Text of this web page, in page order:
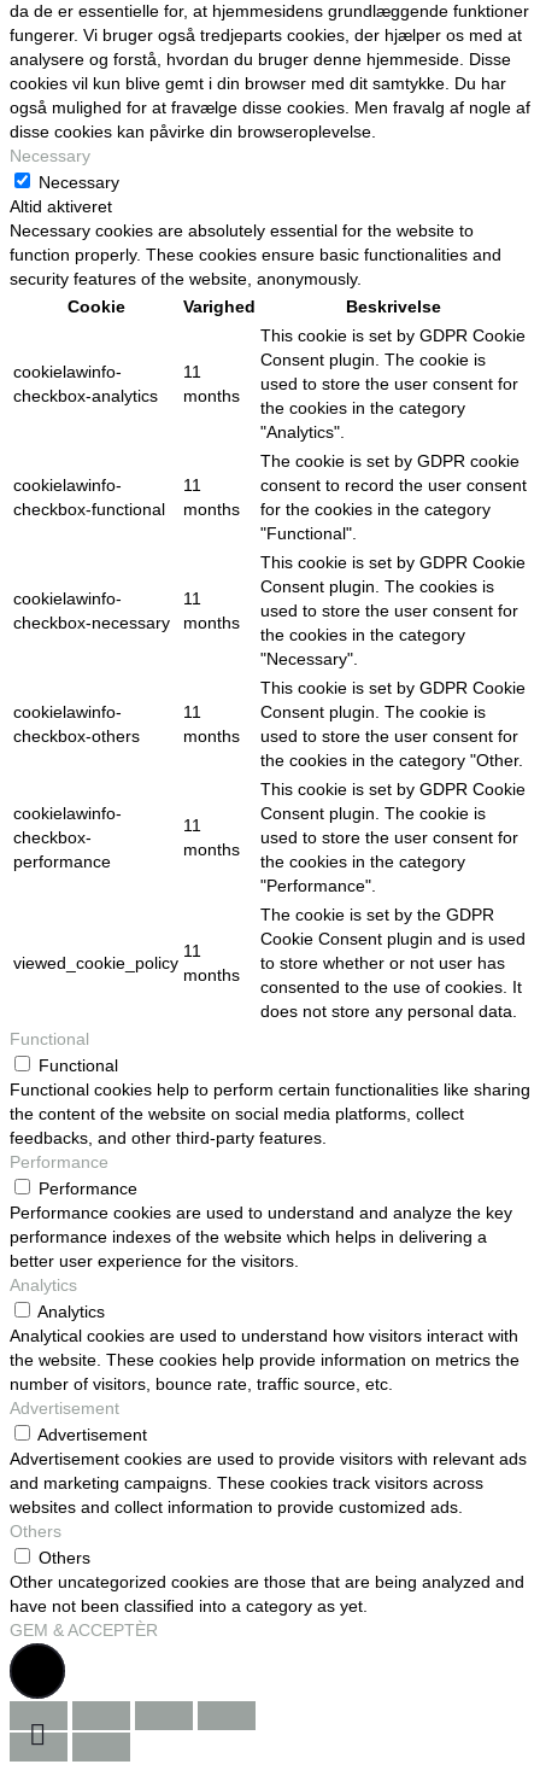
da de er essentielle for, at hjemmesidens grundlæggende funktioner
fungerer. Vi bruger også tredjeparts cookies, der hjælper os med at
analysere og forstå, hvordan du bruger denne hjemmeside. Disse
cookies vil kun blive gemt i din browser med dit samtykke. Du har
også mulighed for at fravælge disse cookies. Men fravalg af nogle af
disse cookies kan påvirke din browseroplevelse.
Necessary
Necessary
Altid aktiveret
Necessary cookies are absolutely essential for the website to
function properly. These cookies ensure basic functionalities and
security features of the website, anonymously.
Cookie
Varighed Beskrivelse
cookielawinfo-
checkbox-analytics
11
months
This cookie is set by GDPR Cookie
Consent plugin. The cookie is
used to store the user consent for
the cookies in the category
"Analytics".
cookielawinfo-
checkbox-functional
11
months
The cookie is set by GDPR cookie
consent to record the user consent
for the cookies in the category
"Functional".
cookielawinfo-
checkbox-necessary
11
months
This cookie is set by GDPR Cookie
Consent plugin. The cookies is
used to store the user consent for
the cookies in the category
"Necessary".
cookielawinfo-
checkbox-others
11
months
This cookie is set by GDPR Cookie
Consent plugin. The cookie is
used to store the user consent for
the cookies in the category "Other.
cookielawinfo-
checkbox-
performance
11
months
This cookie is set by GDPR Cookie
Consent plugin. The cookie is
used to store the user consent for
the cookies in the category
"Performance".
viewed_cookie_policy
11
months
The cookie is set by the GDPR
Cookie Consent plugin and is used
to store whether or not user has
consented to the use of cookies. It
does not store any personal data.
Functional
Functional
Functional cookies help to perform certain functionalities like sharing
the content of the website on social media platforms, collect
feedbacks, and other third-party features.
Performance
Performance
Performance cookies are used to understand and analyze the key
performance indexes of the website which helps in delivering a
better user experience for the visitors.
Analytics
Analytics
Analytical cookies are used to understand how visitors interact with
the website. These cookies help provide information on metrics the
number of visitors, bounce rate, traffic source, etc.
Advertisement
Advertisement
Advertisement cookies are used to provide visitors with relevant ads
and marketing campaigns. These cookies track visitors across
websites and collect information to provide customized ads.
Others
Others
Other uncategorized cookies are those that are being analyzed and
have not been classified into a category as yet.
GEM & ACCEPTÈR